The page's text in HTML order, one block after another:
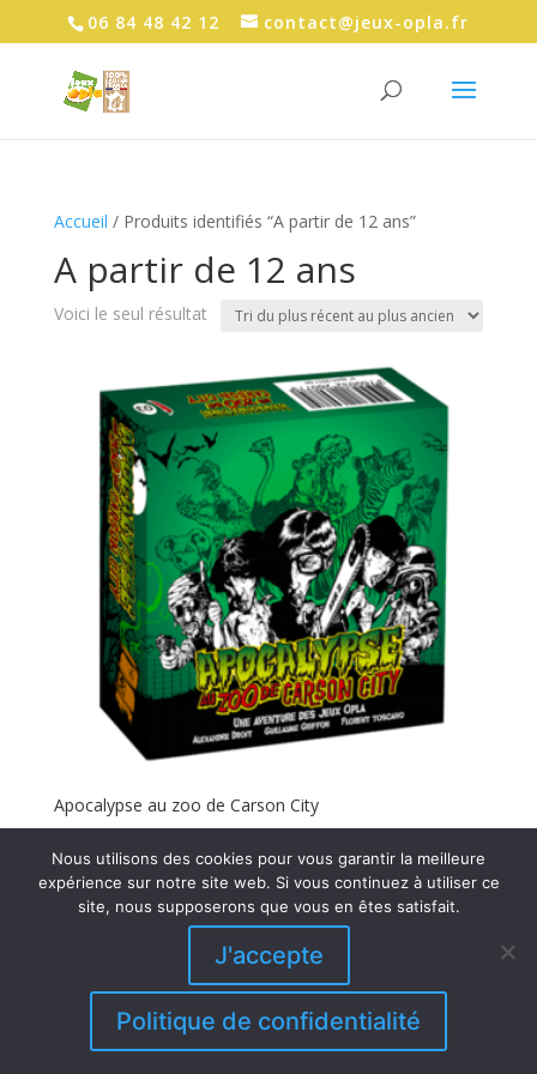
06 84 48 42 12 contact@jeux-opla.fr
Accueil / Produits identifiés “A partir de 12 ans”
A partir de 12 ans
Voici le seul résultat
Apocalypse au zoo de Carson City
© 2019-2026 Jeux Opla - Editeur et Distributeur
N°SIRET 80363667900026 -Contact-CGV 2026
Nous utilisons des cookies pour vous garantir la meilleure
expérience sur notre site web. Si vous continuez à utiliser ce
site, nous supposerons que vous en êtes satisfait.
J'accepte
Politique de confidentialité